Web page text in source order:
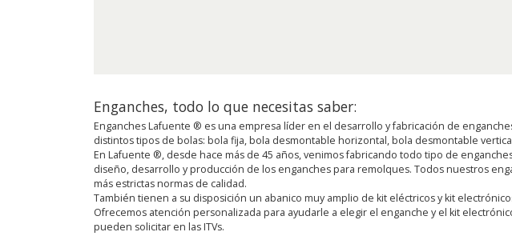
Enganches, todo lo que necesitas saber:
Enganches Lafuente ® es una empresa líder en el desarrollo y fabricación de
distintos tipos de bolas: bola fija, bola desmontable horizontal, bola desmontable
En Lafuente ®, desde hace más de 45 años, venimos fabricando todo tipo de
diseño, desarrollo y producción de los enganches para remolques. Todos nuestros
más estrictas normas de calidad.
También tienen a su disposición un abanico muy amplio de kit eléctricos y kit
Ofrecemos atención personalizada para ayudarle a elegir el enganche y el kit
pueden solicitar en las ITVs.